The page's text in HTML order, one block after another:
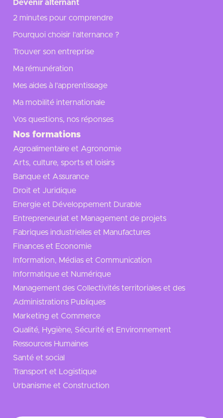
Devenir alternant
2 minutes pour comprendre
Pourquoi choisir l’alternance ?
Trouver son entreprise
Ma rémunération
Mes aides à l'apprentissage
Ma mobilité internationale
Vos questions, nos réponses
Nos formations
Agroalimentaire et Agronomie
Arts, culture, sports et loisirs
Banque et Assurance
Droit et Juridique
Energie et Développement Durable
Entrepreneuriat et Management de projets
Fabriques industrielles et Manufactures
Finances et Economie
Information, Médias et Communication
Informatique et Numérique
Management des Collectivités territoriales et des
Administrations Publiques
Marketing et Commerce
Qualité, Hygiène, Sécurité et Environnement
Ressources Humaines
Santé et social
Transport et Logistique
Urbanisme et Construction